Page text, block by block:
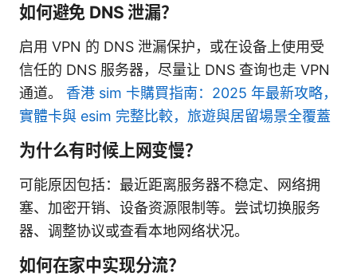
如何避免 DNS 泄漏？
启用 VPN 的 DNS 泄漏保护，或在设备上使用受
信任的 DNS 服务器，尽量让 DNS 查询也走 VPN
通道。 香港 sim 卡購買指南：2025 年最新攻略，
實體卡與 esim 完整比較，旅遊與居留場景全覆蓋
为什么有时候上网变慢？
可能原因包括：最近距离服务器不稳定、网络拥
塞、加密开销、设备资源限制等。尝试切换服务
器、调整协议或查看本地网络状况。
如何在家中实现分流？